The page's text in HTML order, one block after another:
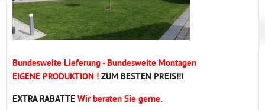
Bundesweite Lieferung - Bundesweite Montagen
EIGENE PRODUKTION ! ZUM BESTEN PREIS!!!
EXTRA RABATTE Wir beraten Sie gerne.